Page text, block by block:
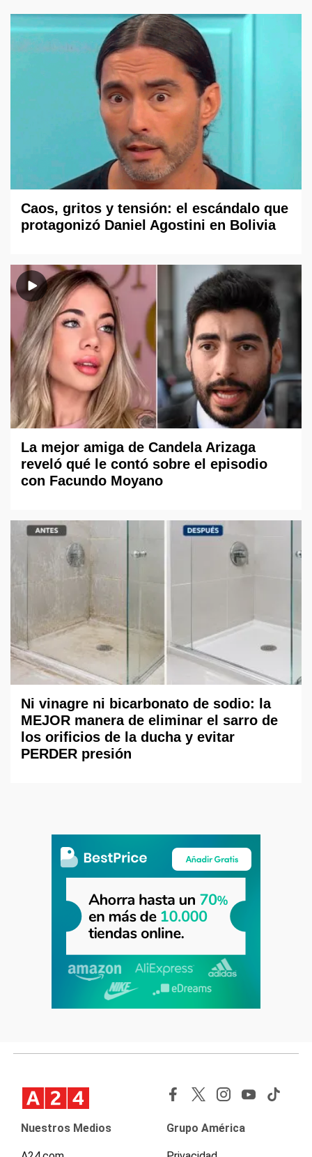
Caos, gritos y tensión: el escándalo que
protagonizó Daniel Agostini en Bolivia
La mejor amiga de Candela Arizaga
reveló qué le contó sobre el episodio
con Facundo Moyano
Ni vinagre ni bicarbonato de sodio: la
MEJOR manera de eliminar el sarro de
los orificios de la ducha y evitar
PERDER presión
Nuestros Medios Grupo América